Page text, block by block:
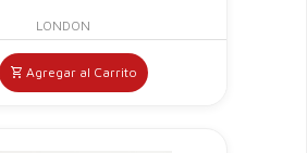
LONDON
Agregar al Carrito